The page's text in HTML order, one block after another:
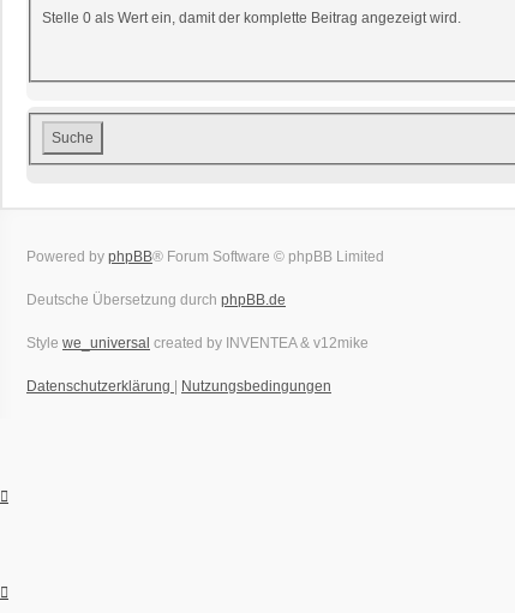
Stelle 0 als Wert ein, damit der komplette Beitrag angezeigt wird.
Powered by phpBB® Forum Software © phpBB Limited
Deutsche Übersetzung durch phpBB.de
Style we_universal created by INVENTEA & v12mike
Datenschutzerklärung Nutzungsbedingungen